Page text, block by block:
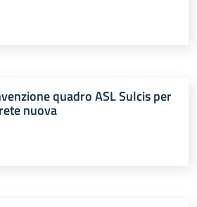
quadro ASL Sulcis per
nuova